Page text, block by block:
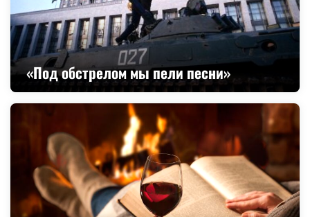
«Под обстрелом мы пели песни»